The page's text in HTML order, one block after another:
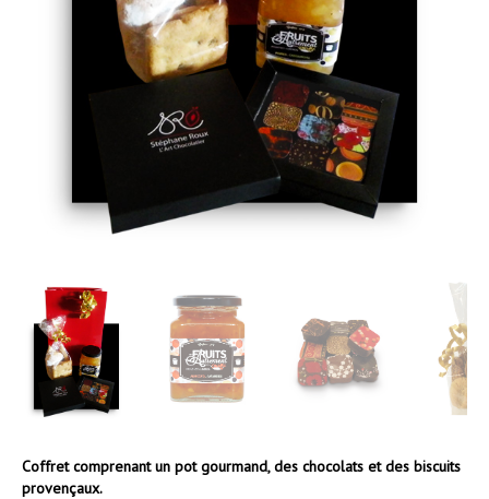
Coffret comprenant un pot gourmand, des chocolats et des biscuits
provençaux.